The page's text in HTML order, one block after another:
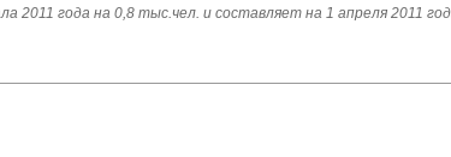
2011 года на 0,8 тыс.чел. и составляет на 1 апреля 2011